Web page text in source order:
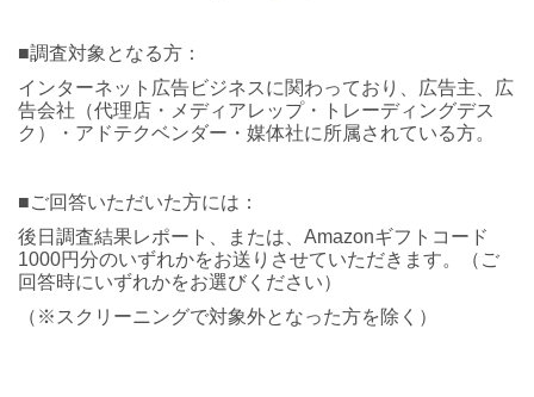
■調査対象となる方：
インターネット広告ビジネスに関わっており、広告主、広
告会社（代理店・メディアレップ・トレーディングデス
ク）・アドテクベンダー・媒体社に所属されている方。
■ご回答いただいた方には：
後日調査結果レポート、または、Amazonギフトコード
1000円分のいずれかをお送りさせていただきます。（ご
回答時にいずれかをお選びください）
（※スクリーニングで対象外となった方を除く）